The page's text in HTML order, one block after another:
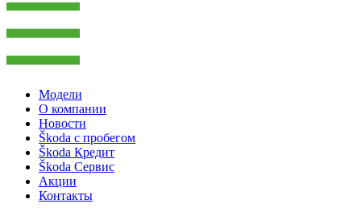
Модели
О компании
Новости
Škoda с пробегом
Škoda Кредит
Škoda Сервис
Акции
Контакты